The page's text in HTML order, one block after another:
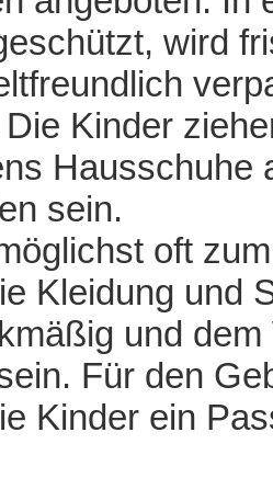
wird
Kinder
Hausschuhe
sein.
oft
Kleidung und
und
Für den
Kinder ein